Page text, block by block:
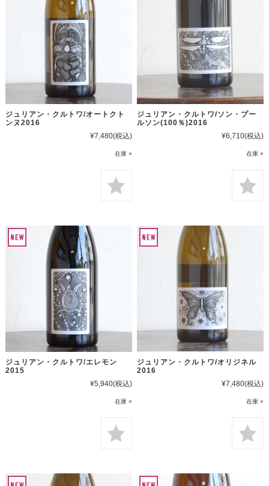
ジュリアン・クルトワ/オートクト
ンヌ2016
¥7,480(税込)
在庫 ×
ジュリアン・クルトワ/ソン・プー
ルソン(100％)2016
¥6,710(税込)
在庫 ×
ジュリアン・クルトワ/エレモン
2015
¥5,940(税込)
在庫 ×
ジュリアン・クルトワ/オリジネル
2016
¥7,480(税込)
在庫 ×